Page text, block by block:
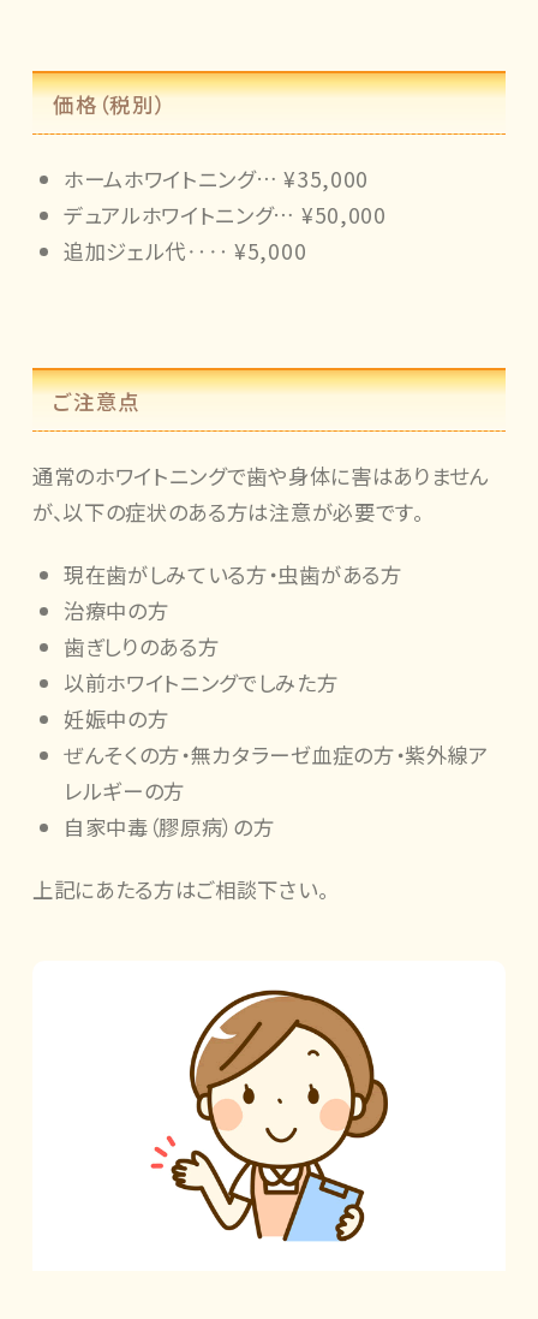
価格（税別）
ホームホワイトニング… ¥35,000
デュアルホワイトニング… ¥50,000
追加ジェル代‥‥ ¥5,000
ご注意点
通常のホワイトニングで歯や身体に害はありません
が、以下の症状のある方は注意が必要です。
現在歯がしみている方・虫歯がある方
治療中の方
歯ぎしりのある方
以前ホワイトニングでしみた方
妊娠中の方
ぜんそくの方・無カタラーゼ血症の方・紫外線ア
レルギーの方
自家中毒（膠原病）の方
上記にあたる方はご相談下さい。